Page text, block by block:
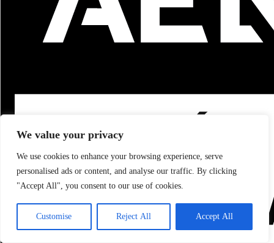
We value your privacy
We use cookies to enhance your browsing experience, serve
personalised ads or content, and analyse our traffic. By clicking
"Accept All", you consent to our use of cookies.
Customise Reject All Accept All